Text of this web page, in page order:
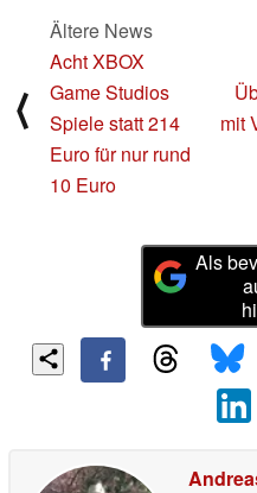
⟨
Ältere News
Acht XBOX
Game Studios
Spiele statt 214
Euro für nur rund
10 Euro
mit
Als